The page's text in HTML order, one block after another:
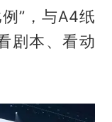
”，与A4纸
剧本、看动